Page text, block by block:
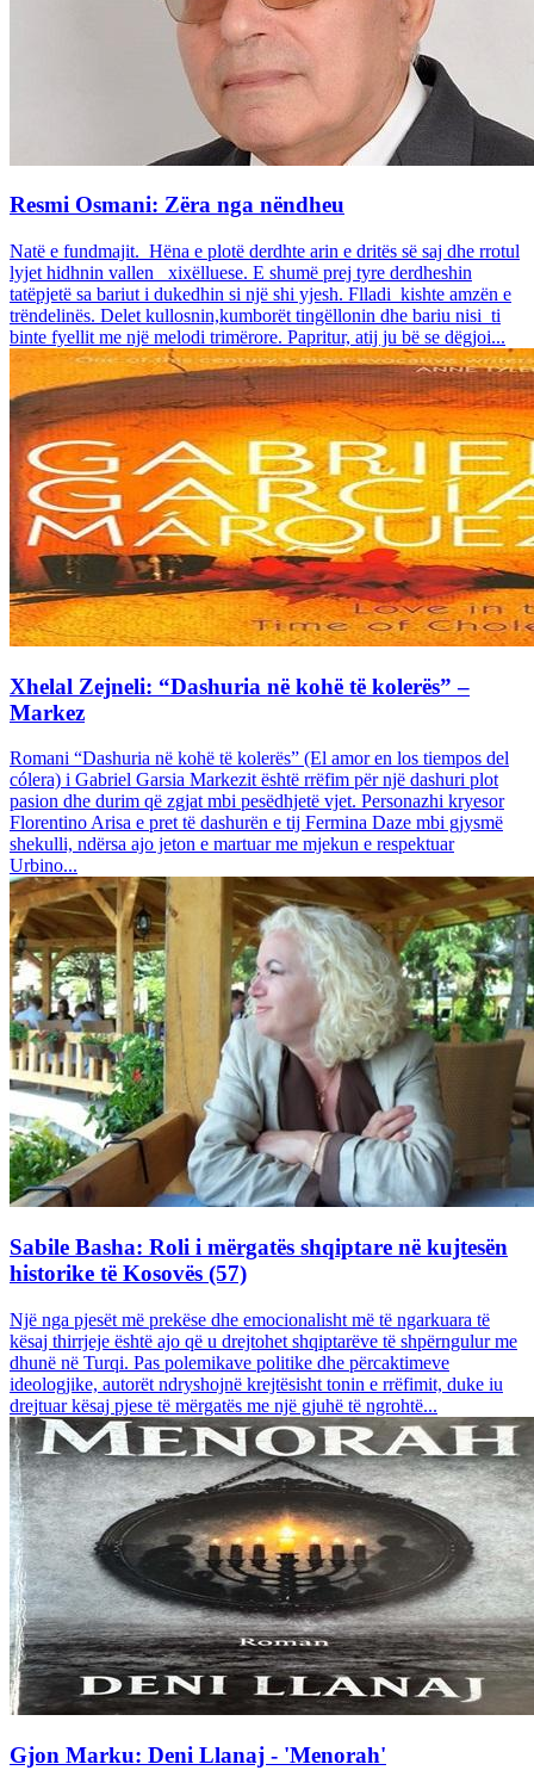
Resmi Osmani: Zëra nga nëndheu
Natë e fundmajit. Hëna e plotë derdhte arin e dritës së saj dhe rrotul
lyjet hidhnin vallen xixëlluese. E shumë prej tyre derdheshin
tatëpjetë sa bariut i dukedhin si një shi yjesh. Flladi kishte amzën e
trëndelinës. Delet kullosnin,kumborët tingëllonin dhe bariu nisi ti
binte fyellit me një melodi trimërore. Papritur, atij ju bë se dëgjoi...
Xhelal Zejneli: “Dashuria në kohë të kolerës” –
Markez
Romani “Dashuria në kohë të kolerës” (El amor en los tiempos del
cólera) i Gabriel Garsia Markezit është rrëfim për një dashuri plot
pasion dhe durim që zgjat mbi pesëdhjetë vjet. Personazhi kryesor
Florentino Arisa e pret të dashurën e tij Fermina Daze mbi gjysmë
shekulli, ndërsa ajo jeton e martuar me mjekun e respektuar
Urbino...
Sabile Basha: Roli i mërgatës shqiptare në kujtesën
historike të Kosovës (57)
Një nga pjesët më prekëse dhe emocionalisht më të ngarkuara të
kësaj thirrjeje është ajo që u drejtohet shqiptarëve të shpërngulur me
dhunë në Turqi. Pas polemikave politike dhe përcaktimeve
ideologjike, autorët ndryshojnë krejtësisht tonin e rrëfimit, duke iu
drejtuar kësaj pjese të mërgatës me një gjuhë të ngrohtë...
Gjon Marku: Deni Llanaj - 'Menorah'